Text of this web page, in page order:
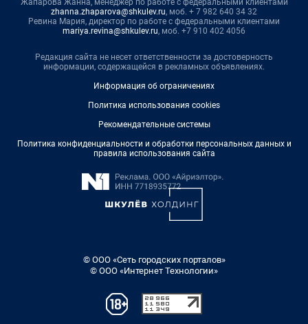
Жапарова Жанна, менеджер по работе с федеральными клиентами
zhanna.zhaparova@shkulev.ru, моб. + 7 982 640 34 32
Ревина Мария, директор по работе с федеральными клиентами
mariya.revina@shkulev.ru, моб. +7 910 402 4056
Редакция сайта не несет ответственности за достоверность
информации, содержащейся в рекламных объявлениях.
Информация об ограничениях
Политика использования cookies
Рекомендательные системы
Политика конфиденциальности и обработки персональных данных и
правила использования сайта
© ООО «Сеть городских порталов»
© ООО «Интернет Технологии»